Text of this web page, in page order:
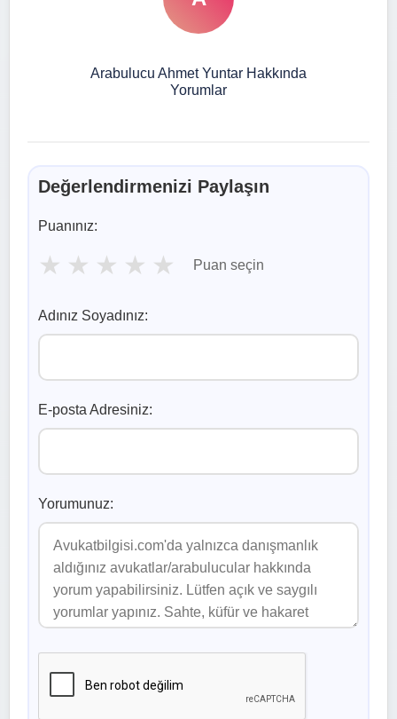
Arabulucu Ahmet Yuntar Hakkında
Yorumlar
Değerlendirmenizi Paylaşın
Puanınız:
★ ★ ★ ★ ★ Puan seçin
Adınız Soyadınız:
E-posta Adresiniz:
Yorumunuz: